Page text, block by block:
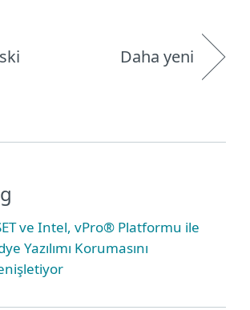
Daha yeni
ve Intel, vPro® Platformu ile
Yazılımı Korumasını